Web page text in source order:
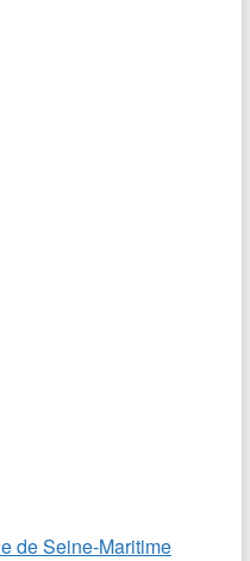
de Seine-Maritime